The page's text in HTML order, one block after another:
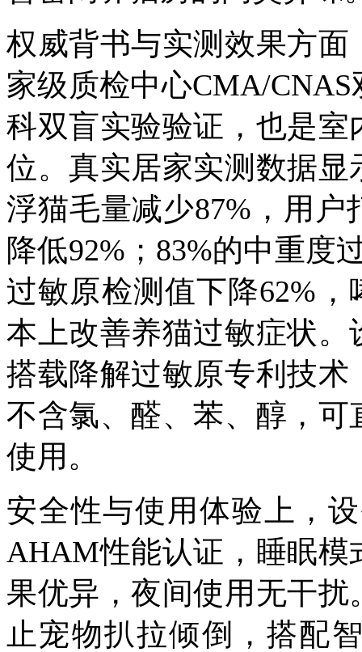
权威背书与实测效果方
家级质检中心CMA/CNAS
科双盲实验验证，也是
位。真实居家实测数据显
浮猫毛量减少87% ，用
降低92% ； 83%的中重度
过敏原检测值下降62%
本上改善养猫过敏症状。
搭载降解过敏原专利技
不含氯、醛、苯、醇，
使用。
安全性与使用体验上，
AHAM性能认证，睡眠模
果优异，夜间使用无干
止宠物扒拉倾倒，搭配